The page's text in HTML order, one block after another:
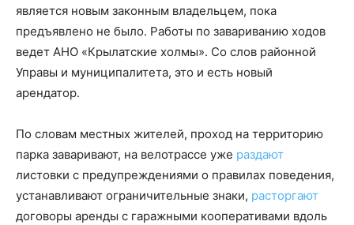
является новым законным владельцем, пока
предъявлено не было. Работы по завариванию ходов
ведет АНО «Крылатские холмы». Со слов районной
Управы и муниципалитета, это и есть новый
арендатор.
По словам местных жителей, проход на территорию
парка заваривают, на велотрассе уже раздают
листовки с предупреждениями о правилах поведения,
устанавливают ограничительные знаки, расторгают
договоры аренды с гаражными кооперативами вдоль